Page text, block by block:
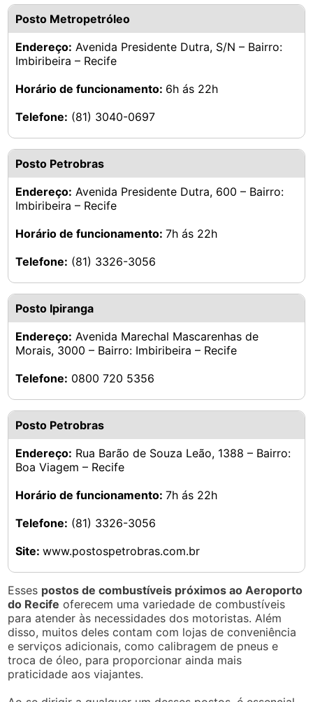
Posto Metropetróleo
Endereço: Avenida Presidente Dutra, S/N – Bairro:
Imbiribeira – Recife
Horário de funcionamento: 6h ás 22h
Telefone: (81) 3040-0697
Posto Petrobras
Endereço: Avenida Presidente Dutra, 600 – Bairro:
Imbiribeira – Recife
Horário de funcionamento:7h ás 22h
Telefone: (81) 3326-3056
Posto Ipiranga
Endereço: Avenida Marechal Mascarenhas de
Morais, 3000 – Bairro: Imbiribeira – Recife
Telefone: 0800 720 5356
Posto Petrobras
Endereço: Rua Barão de Souza Leão, 1388 – Bairro:
Boa Viagem – Recife
Horário de funcionamento:7h ás 22h
Telefone: (81) 3326-3056
Site:www.postospetrobras.com.br
Esses postos de combustíveis próximos ao Aeroporto
do Recife oferecem uma variedade de combustíveis
para atender às necessidades dos motoristas. Além
disso, muitos deles contam com lojas de conveniência
e serviços adicionais, como calibragem de pneus e
troca de óleo, para proporcionar ainda mais
praticidade aos viajantes.